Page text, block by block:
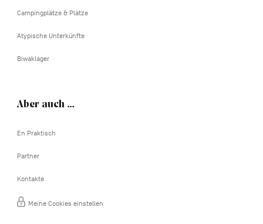
Campingplätze & Plätze
Atypische Unterkünfte
Biwaklager
Aber auch …
En Praktisch
Partner
Kontakte
Meine Cookies einstellen